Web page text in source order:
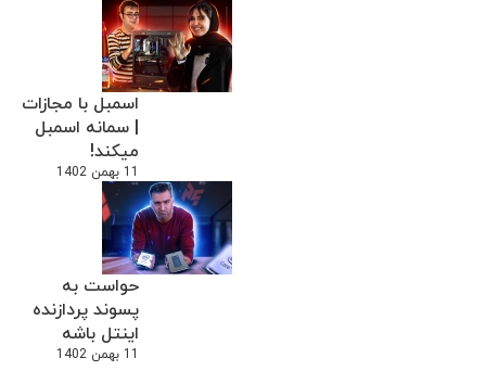
اسمبل با مجازات
| سمانه اسمبل
میکند!
11 بهمن 1402
حواست به
پسوند پردازنده
اینتل باشه
11 بهمن 1402